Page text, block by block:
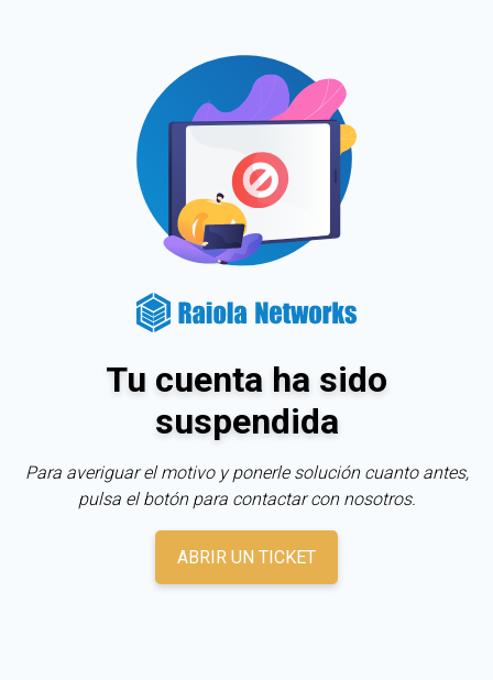
Tu cuenta ha sido
suspendida
Para averiguar el motivo y ponerle solución cuanto antes,
pulsa el botón para contactar con nosotros.
ABRIR UN TICKET